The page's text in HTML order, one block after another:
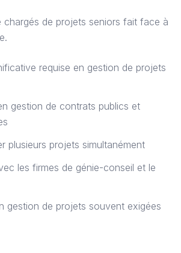
chargés de projets seniors fait face à
requise en gestion de projets
gestion de contrats publics et
plusieurs projets simultanément
les firmes de génie-conseil et le
gestion de projets souvent exigées